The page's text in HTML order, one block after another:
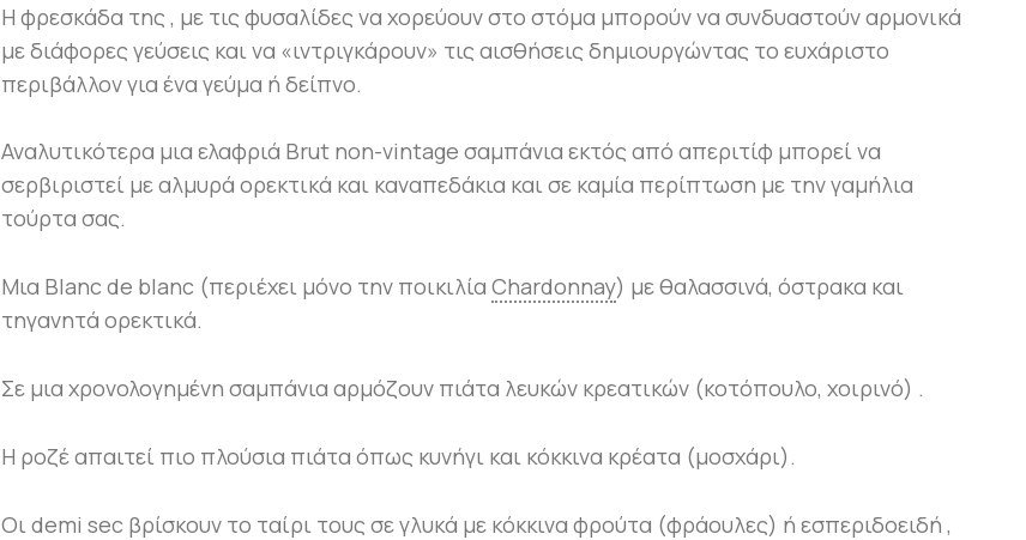
Η φρεσκάδα της , με τις φυσαλίδες να χορεύουν στο στόμα μπορούν να συνδυαστούν αρμονικά
με διάφορες γεύσεις και να «ιντριγκάρουν» τις αισθήσεις δημιουργώντας το ευχάριστο
περιβάλλον για ένα γεύμα ή δείπνο.
Αναλυτικότερα μια ελαφριά Brut non-vintage σαμπάνια εκτός από απεριτίφ μπορεί να
σερβιριστεί με αλμυρά ορεκτικά και καναπεδάκια και σε καμία περίπτωση με την γαμήλια
τούρτα σας.
Μια Blanc de blanc (περιέχει μόνο την ποικιλία Chardonnay) με θαλασσινά, όστρακα και
τηγανητά ορεκτικά.
Σε μια χρονολογημένη σαμπάνια αρμόζουν πιάτα λευκών κρεατικών (κοτόπουλο, χοιρινό) .
Η ροζέ απαιτεί πιο πλούσια πιάτα όπως κυνήγι και κόκκινα κρέατα (μοσχάρι).
Οι demi sec βρίσκουν το ταίρι τους σε γλυκά με κόκκινα φρούτα (φράουλες) ή εσπεριδοειδή ,